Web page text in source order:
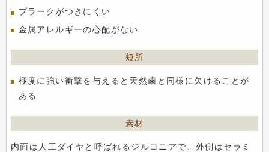
プラークがつきにくい
金属アレルギーの心配がない
極度に強い衝撃を与えると天然歯と同様に欠けることが
ある
内面は人工ダイヤと呼ばれるジルコニアで、外側はセラミ